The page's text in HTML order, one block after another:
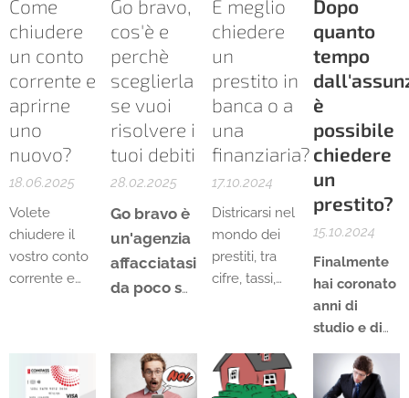
Come
chiudere
un conto
corrente e
aprirne
uno
nuovo?
18.06.2025
Volete
chiudere il
vostro conto
corrente e
per voler
chiudere un
Go bravo,
cos'è e
perchè
sceglierla
se vuoi
risolvere i
tuoi debiti
28.02.2025
Go bravo è
un'agenzia
affacciatasi
da poco sul
anche se è
già attiva
È meglio
chiedere
un
prestito in
banca o a
una
finanziaria?
17.10.2024
Districarsi nel
mondo dei
prestiti, tra
cifre, tassi,
Dopo
quanto
tempo
è
possibile
chiedere
un
prestito?
15.10.2024
Finalmente
hai coronato
anni di
studio e di
stage quasi
gratuiti